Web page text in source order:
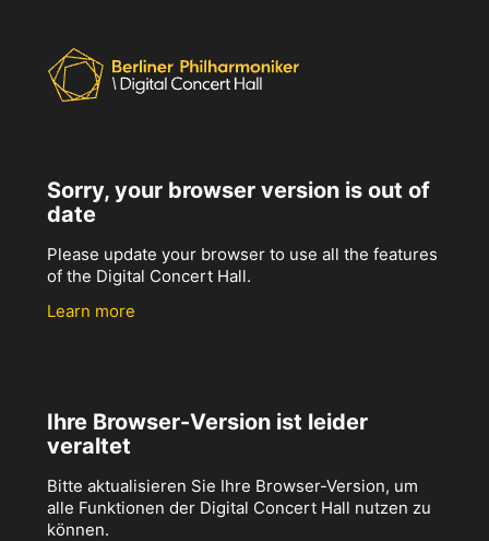
Sorry, your browser version is out of
date
Please update your browser to use all the features
of the Digital Concert Hall.
Learn more
Ihre Browser-Version ist leider
veraltet
Bitte aktualisieren Sie Ihre Browser-Version, um
alle Funktionen der Digital Concert Hall nutzen zu
können.